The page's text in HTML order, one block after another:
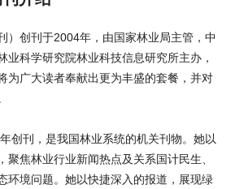
）创刊于2004年，由国家林业局主管，中
业科学研究院林业科技信息研究所主办，
为广大读者奉献出更为丰盛的套餐，并对
创刊，是我国林业系统的机关刊物。她以
聚焦林业行业新闻热点及关系国计民生、
环境问题。她以快捷深入的报道，展现绿